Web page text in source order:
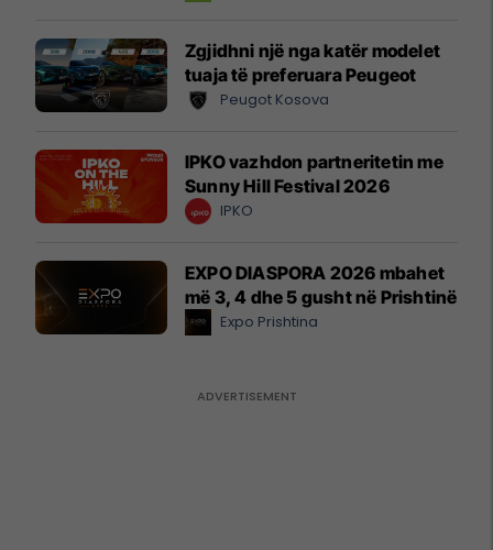
Zgjidhni një nga katër modelet
tuaja të preferuara Peugeot
Peugot Kosova
IPKO vazhdon partneritetin me
Sunny Hill Festival 2026
IPKO
EXPO DIASPORA 2026 mbahet
më 3, 4 dhe 5 gusht në Prishtinë
Expo Prishtina